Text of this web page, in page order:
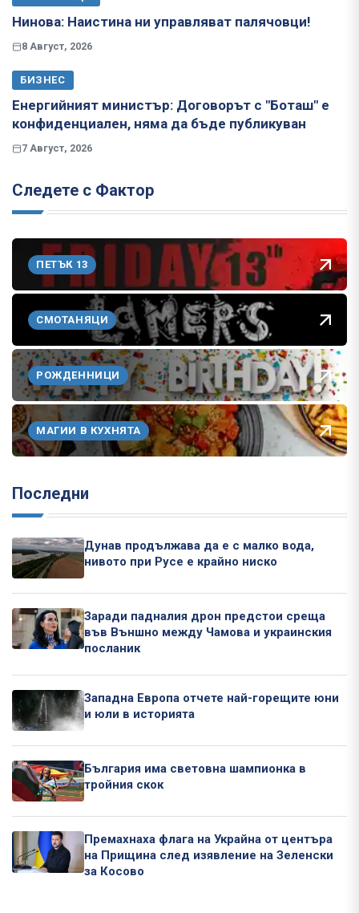
Нинова: Наистина ни управляват палячовци!
8 Август, 2026
БИЗНЕС
Енергийният министър: Договорът с "Боташ" е
конфиденциален, няма да бъде публикуван
7 Август, 2026
Следете с Фактор
ПЕТЪК 13
СМОТАНЯЦИ
РОЖДЕННИЦИ
МАГИИ В КУХНЯТА
Последни
Дунав продължава да е с малко вода,
нивото при Русе е крайно ниско
Заради падналия дрон предстои среща
във Външно между Чамова и украинския
посланик
Западна Европа отчете най-горещите юни
и юли в историята
България има световна шампионка в
тройния скок
Премахнаха флага на Украйна от центъра
на Прищина след изявление на Зеленски
за Косово